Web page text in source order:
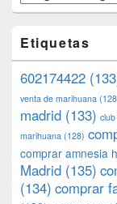
Etiquetas
602174422
venta de marihuana
madrid (133)
marihuana (128)
comprar amnesia
Madrid (135)
(134) comprar